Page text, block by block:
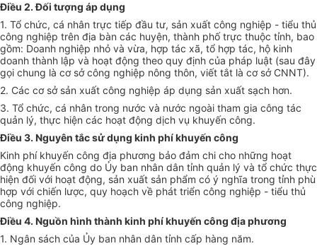
Điều 2. Đối tượng áp dụng
1. Tổ chức, cá nhân trực tiếp đầu tư, sản xuất công nghiệp - tiểu thủ
công nghiệp trên địa bàn các huyện, thành phố trực thuộc tỉnh, bao
gồm: Doanh nghiệp nhỏ và vừa, hợp tác xã, tổ hợp tác, hộ kinh
doanh thành lập và hoạt động theo quy định của pháp luật (sau đây
gọi chung là cơ sở công nghiệp nông thôn, viết tắt là cơ sở CNNT).
2. Các cơ sở sản xuất công nghiệp áp dụng sản xuất sạch hơn.
3. Tổ chức, cá nhân trong nước và nước ngoài tham gia công tác
quản lý, thực hiện các hoạt động dịch vụ khuyến công.
Điều 3. Nguyên tắc sử dụng kinh phí khuyến công
Kinh phí khuyến công địa phương bảo đảm chi cho những hoạt
động khuyến công do Ủy ban nhân dân tỉnh quản lý và tổ chức thực
hiện đối với hoạt động, sản xuất sản phẩm có ý nghĩa trong tỉnh phù
hợp với chiến lược, quy hoạch về phát triển công nghiệp - tiểu thủ
công nghiệp.
Điều 4. Nguồn hình thành kinh phí khuyến công địa phương
1. Ngân sách của Ủy ban nhân dân tỉnh cấp hàng năm.